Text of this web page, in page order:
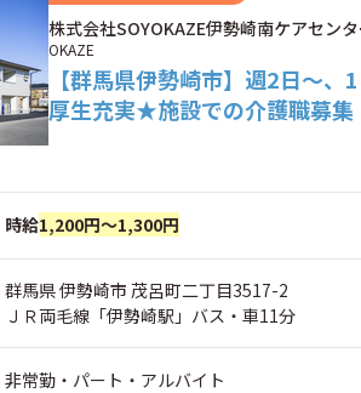
株式会社SOYOKAZE伊勢崎南ケアセン
OKAZE
【群馬県伊勢崎市】週2日～
厚生充実★施設での介護職募集
時給1,200円～1,300円
群馬県 伊勢崎市 茂呂町二丁目3517-2
ＪＲ両毛線「伊勢崎駅」バス・車11分
非常勤・パート・アルバイト